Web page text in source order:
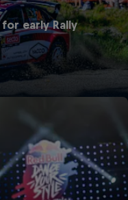
early Rally